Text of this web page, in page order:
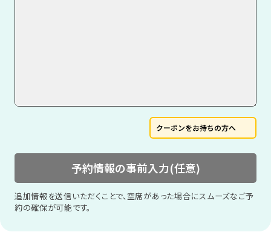
クーポンをお持ちの方へ
予約情報の事前入力(任意)
追加情報を送信いただくことで、空席があった場合にスムーズなご予
約の確保が可能です。